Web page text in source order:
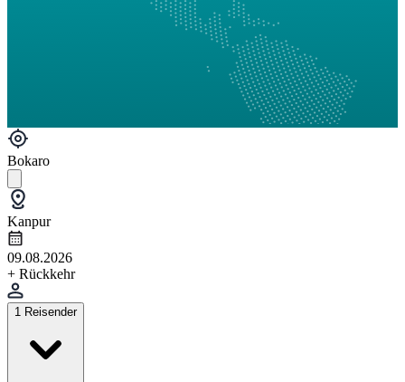
Bokaro
Kanpur
09.08.2026
+ Rückkehr
1 Reisender